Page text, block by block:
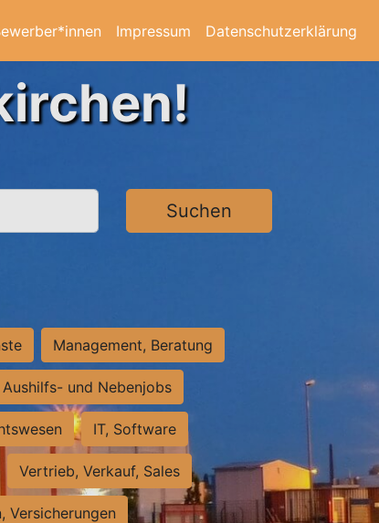
Impressum Datenschutzerklärung
Suchen
Management, Beratung
und Nebenjobs
IT, Software
Vertrieb, Verkauf, Sales
Versicherungen